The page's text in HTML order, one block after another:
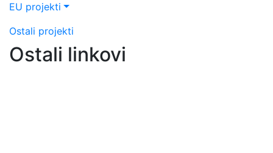
EU projekti
Ostali projekti
Ostali linkovi